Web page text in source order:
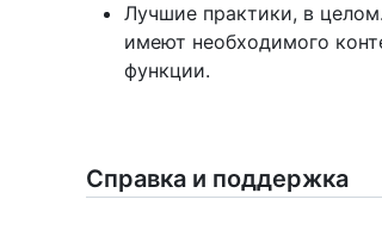
Лучшие практики, в
имеют необходимого
функции.
Справка и поддержка